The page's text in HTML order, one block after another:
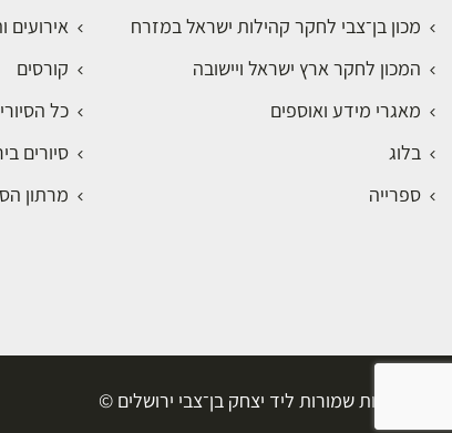
מכון בן־צבי לחקר קהילות ישראל במזרח
המכון לחקר ארץ ישראל ויישובה
מאגרי מידע ואוספים
בלוג
ספרייה
אירועים
קורסים
כל
סיורים
מרתון
כל הזכויות שמורות ליד יצחק בן־צבי ירושלים ©